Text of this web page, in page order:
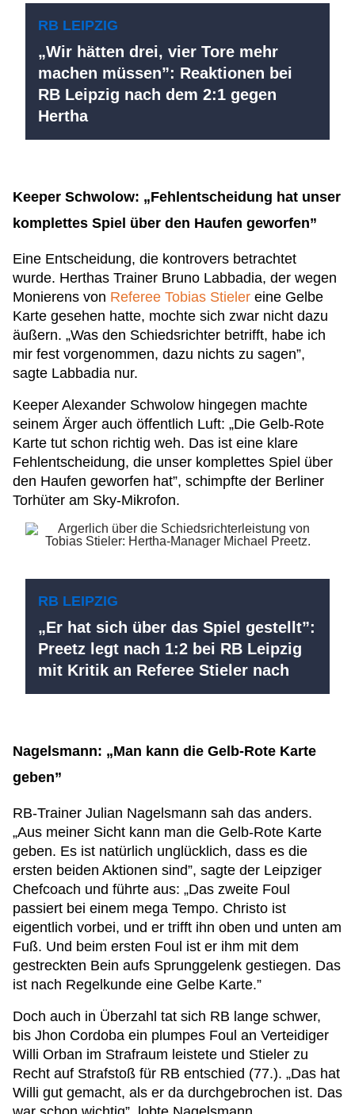
RB LEIPZIG
„Wir hätten drei, vier Tore mehr
machen müssen”: Reaktionen bei
RB Leipzig nach dem 2:1 gegen
Hertha
Keeper Schwolow: „Fehlentscheidung hat unser
komplettes Spiel über den Haufen geworfen”
Eine Entscheidung, die kontrovers betrachtet
wurde. Herthas Trainer Bruno Labbadia, der wegen
Monierens von Referee Tobias Stieler eine Gelbe
Karte gesehen hatte, mochte sich zwar nicht dazu
äußern. „Was den Schiedsrichter betrifft, habe ich
mir fest vorgenommen, dazu nichts zu sagen”,
sagte Labbadia nur.
Keeper Alexander Schwolow hingegen machte
seinem Ärger auch öffentlich Luft: „Die Gelb-Rote
Karte tut schon richtig weh. Das ist eine klare
Fehlentscheidung, die unser komplettes Spiel über
den Haufen geworfen hat”, schimpfte der Berliner
Torhüter am Sky-Mikrofon.
RB LEIPZIG
„Er hat sich über das Spiel gestellt”:
Preetz legt nach 1:2 bei RB Leipzig
mit Kritik an Referee Stieler nach
Nagelsmann: „Man kann die Gelb-Rote Karte
geben”
RB-Trainer Julian Nagelsmann sah das anders.
„Aus meiner Sicht kann man die Gelb-Rote Karte
geben. Es ist natürlich unglücklich, dass es die
ersten beiden Aktionen sind”, sagte der Leipziger
Chefcoach und führte aus: „Das zweite Foul
passiert bei einem mega Tempo. Christo ist
eigentlich vorbei, und er trifft ihn oben und unten am
Fuß. Und beim ersten Foul ist er ihm mit dem
gestreckten Bein aufs Sprunggelenk gestiegen. Das
ist nach Regelkunde eine Gelbe Karte.”
Doch auch in Überzahl tat sich RB lange schwer,
bis Jhon Cordoba ein plumpes Foul an Verteidiger
Willi Orban im Strafraum leistete und Stieler zu
Recht auf Strafstoß für RB entschied (77.). „Das hat
Willi gut gemacht, als er da durchgebrochen ist. Das